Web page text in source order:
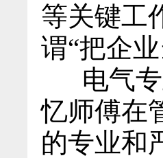
等关键工
谓“把企
电气专
忆师傅在
的专业和